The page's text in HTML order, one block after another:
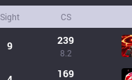
Sight CS
9 239
8.2
169